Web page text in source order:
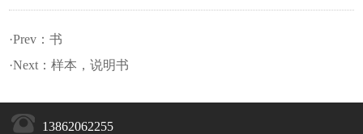
·Prev：书
·Next：样本，说明书
13862062255